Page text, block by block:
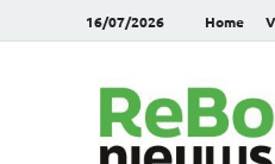
16/07/2026 Home